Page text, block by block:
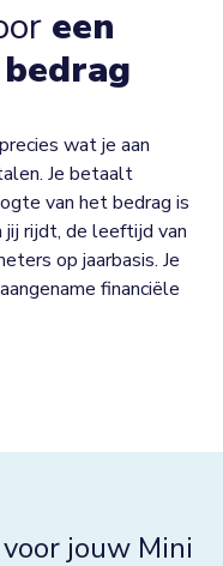
een
wat je aan
Je betaalt
van het bedrag is
jij rijdt, de leeftijd van
op jaarbasis. Je
financiële
jouw Mini